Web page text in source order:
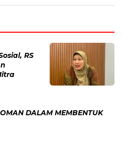
RS
DALAM MEMBENTUK